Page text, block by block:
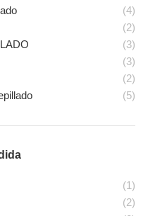
(4)
(2)
(3)
(3)
(2)
(5)
(1)
(2)